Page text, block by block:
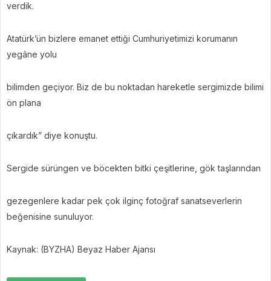
verdik.
Atatürk’ün bizlere emanet ettiği Cumhuriyetimizi korumanın
yegâne yolu
bilimden geçiyor. Biz de bu noktadan hareketle sergimizde bilimi
ön plana
çıkardık” diye konuştu.
Sergide sürüngen ve böcekten bitki çeşitlerine, gök taşlarından
gezegenlere kadar pek çok ilginç fotoğraf sanatseverlerin
beğenisine sunuluyor.
Kaynak: (BYZHA) Beyaz Haber Ajansı